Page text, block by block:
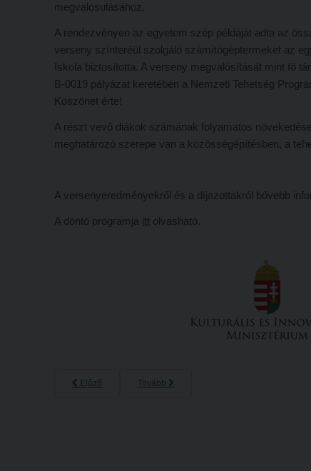
megvalósulásához.
A rendezvényen az egyetem szép példáját adta az
verseny színteréül szolgáló számítógéptermeket az
Iskola biztosította. A verseny megvalósítását mint fő
B-0019 pályázat keretében a Nemzeti Tehetség
Köszönet érte!
A részt vevő diákok számának folyamatos
meghatározó szerepe van a közösségépítésben, a
A versenyeredményekről és a díjazottakról bővebb
A döntő programja itt olvasható.
Előző Tovább